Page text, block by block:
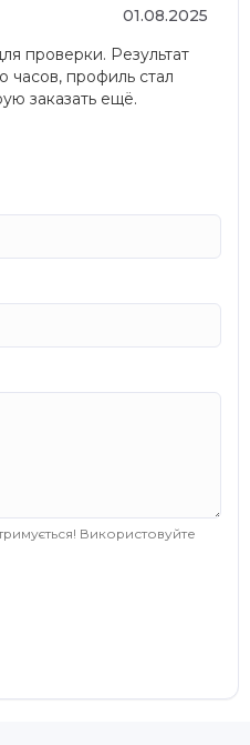
01.08.2025
проверки. Результат
часов, профиль стал
заказать ещё.
Використовуйте